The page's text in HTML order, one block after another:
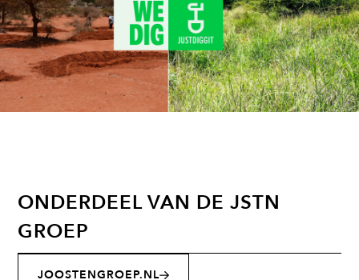
ONDERDEEL VAN DE JSTN
GROEP
JOOSTENGROEP.NL